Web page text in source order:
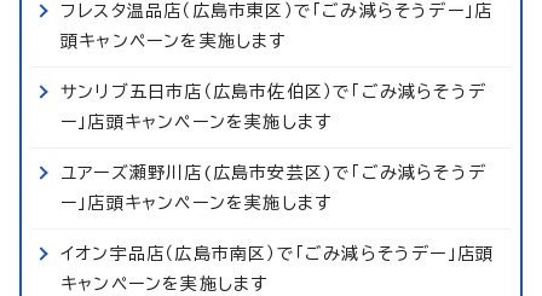
フレスタ温品店（広島市東区）で「ごみ減らそうデー」店
頭キャンペーンを実施します
サンリブ五日市店（広島市佐伯区）で「ごみ減らそうデ
ー」店頭キャンペーンを実施します
ユアーズ瀬野川店(広島市安芸区)で「ごみ減らそうデ
ー」店頭キャンペーンを実施します
イオン宇品店（広島市南区）で「ごみ減らそうデー」店頭
キャンペーンを実施します